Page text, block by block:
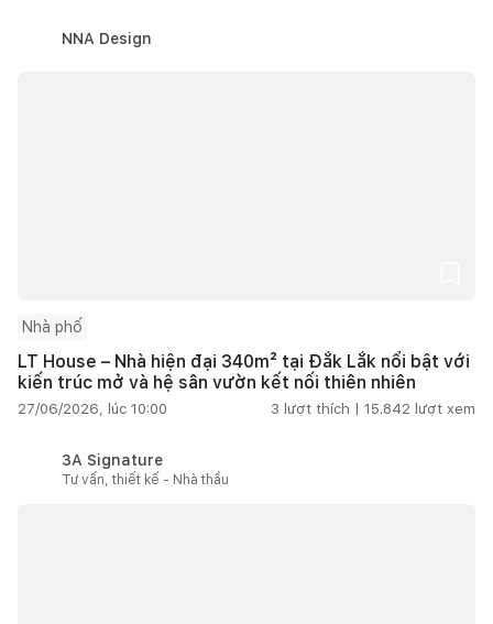
NNA Design
Nhà phố
LT House – Nhà hiện đại 340m² tại Đắk Lắk nổi bật với
kiến trúc mở và hệ sân vườn kết nối thiên nhiên
27/06/2026, lúc 10:00 3 lượt thích | 15.842 lượt xem
3A Signature
Tư vấn, thiết kế - Nhà thầu